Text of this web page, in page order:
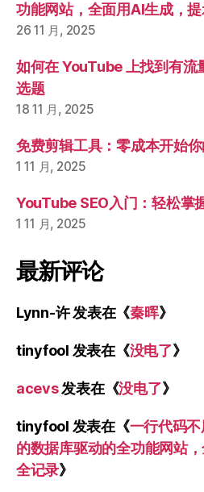
功能网站，全面用AI生成，
26 11 月, 2025
如何在 YouTube 上找到有流
选题
18 11 月, 2025
免费剪辑工具：零成本开始
1 11 月, 2025
YouTube SEO入门：轻松掌
1 11 月, 2025
最新评论
Lynn-许发表在《秦晖》
tinyfool 发表在《没电了》
acevs发表在《没电了》
tinyfool 发表在《一行代码
的数据库驱动的全功能网站
全记录》